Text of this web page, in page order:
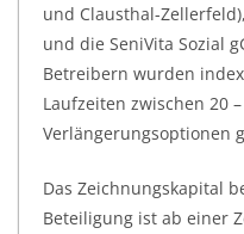
und Clausthal-
und die SeniVita Sozial
Betreibern wurden
Laufzeiten zwischen 20
Verlängerungsoptionen
Das Zeichnungskapital
Beteiligung ist ab einer